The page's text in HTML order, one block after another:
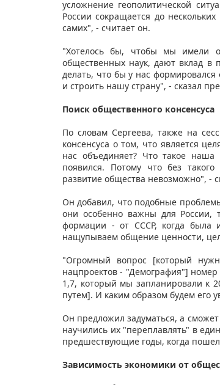
усложнение геополитической
России сокращается до
самих", - считает он.
"Хотелось бы, чтобы мы имели
общественных наук, дают вклад в
делать, что бы у нас
и строить нашу страну", - сказал
Поиск общественного консенсуса
По словам Сергеева, также на
консенсуса о том, что является
нас объединяет? Что такое наша
появился. Потому что без такого
развитие общества невозможно", -
Он добавил, что подобные
они особенно важны для России,
формации - от СССР, когда была
нащупываем общение ценности,
"Огромный вопрос [который
нацпроектов - "Демография"]
1,7, который мы запланировали к
путем]. И каким образом будем его
Он предложил задуматься, а
научились их "переплавлять" в
предшествующие годы, когда
Зависимость экономики от